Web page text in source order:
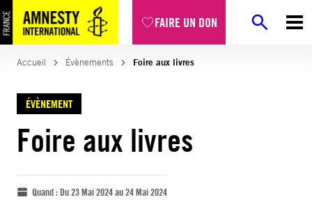
FAIRE UN DON
Accueil Évènements Foire aux livres
ÉVÈNEMENT
Foire aux livres
Quand :Du 23 Mai 2024 au 24 Mai 2024